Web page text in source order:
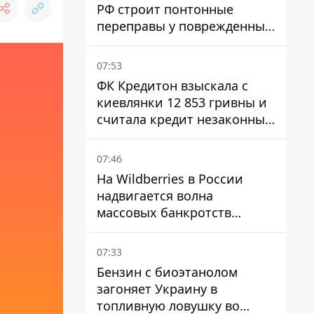
РФ строит понтонные
переправы у поврежденных
мостов на ТОТ
07:53
ФК Кредитон взыскала с
киевлянки 12 853 гривны и
считала кредит незаконным
- что решил суд
07:46
На Wildberries в России
надвигается волна
массовых банкротств
продавцов - Reuters
07:33
Бензин с биоэтанолом
загоняет Украину в
топливную ловушку во